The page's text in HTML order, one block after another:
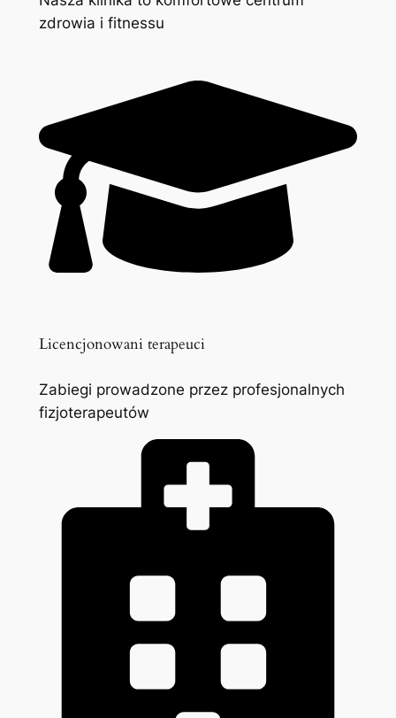
zdrowia i fitnessu
Licencjonowani terapeuci
Zabiegi prowadzone przez profesjonalnych
fizjoterapeutów